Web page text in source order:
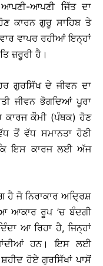
ਆਪਣੀ ਜਿੱਤ ਦਾ
ਕਾਰਨ ਗੁਰੂ ਸਾਹਿਬ ਤੇ
ਵਾਪਰ ਰਹੀਆਂ ਇਨ੍ਹਾਂ
ਜ਼ਰੂਰੀ ਹੈ।
ਗੁਰਸਿੱਖ ਦੇ ਜੀਵਨ ਦਾ
ਜੀਵਨ ਭੋਗਦਿਆਂ ਪੂਰਾ
ਕੌਮੀ (ਪੰਥਕ) ਹੋਣ
ਤੋਂ ਵੱਧ ਸਮਾਨਤਾ ਹੋਣੀ
ਕਿ ਇਸ ਕਾਰਜ ਲਈ ਅੱਜ
ਹੈ ਜੋ ਨਿਰਾਕਾਰ ਅਦ੍ਰਿਸ਼
ਆਕਾਰ ਰੂਪ ’ਚ ਬੰਦਗੀ
ਆ ਰਿਹਾ ਹੈ, ਜਿਨ੍ਹਾਂ
ਹਨ। ਇਸ ਲਈ
ਹੋਏ ਗੁਰਸਿੱਖਾਂ ਪਾਸੋਂ